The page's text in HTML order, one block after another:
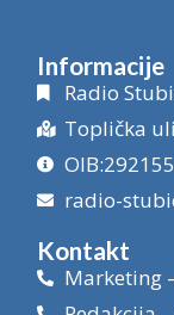
Informacije
Radio
Toplička
radio-
Kontakt
Marketing